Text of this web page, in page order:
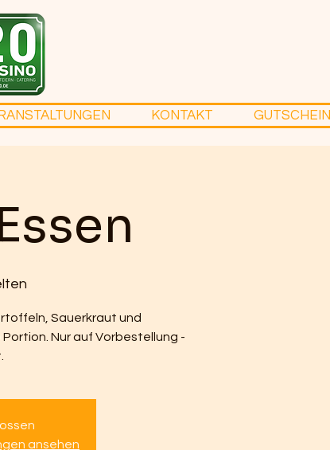
KONTAKT GUTSCHEIN
Sauerkraut und
Nur auf Vorbestellung -
ansehen